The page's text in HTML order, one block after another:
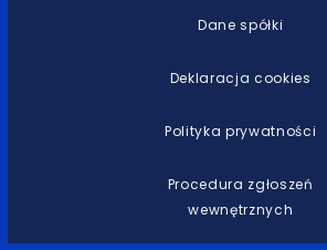
Dane spółki
Deklaracja cookies
Polityka prywatności
Procedura zgłoszeń
wewnętrznych